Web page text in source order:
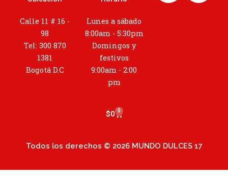
Calle 11 # 16 -
98
Tel: 300 870
1381
Bogotá D.C
Lunes a sábado
8:00am - 5:30pm
Domingos y
festivos
9:00am - 2:00
pm
s
$0 0
Cart
Todos los derechos © 2026 MUNDO DULCES 17